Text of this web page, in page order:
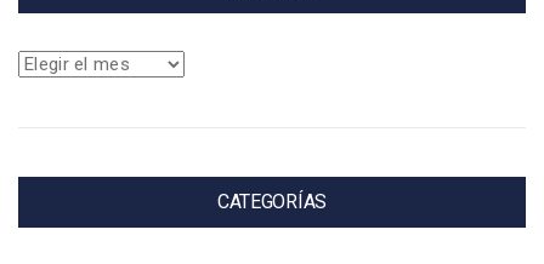
Archivos
CATEGORÍAS